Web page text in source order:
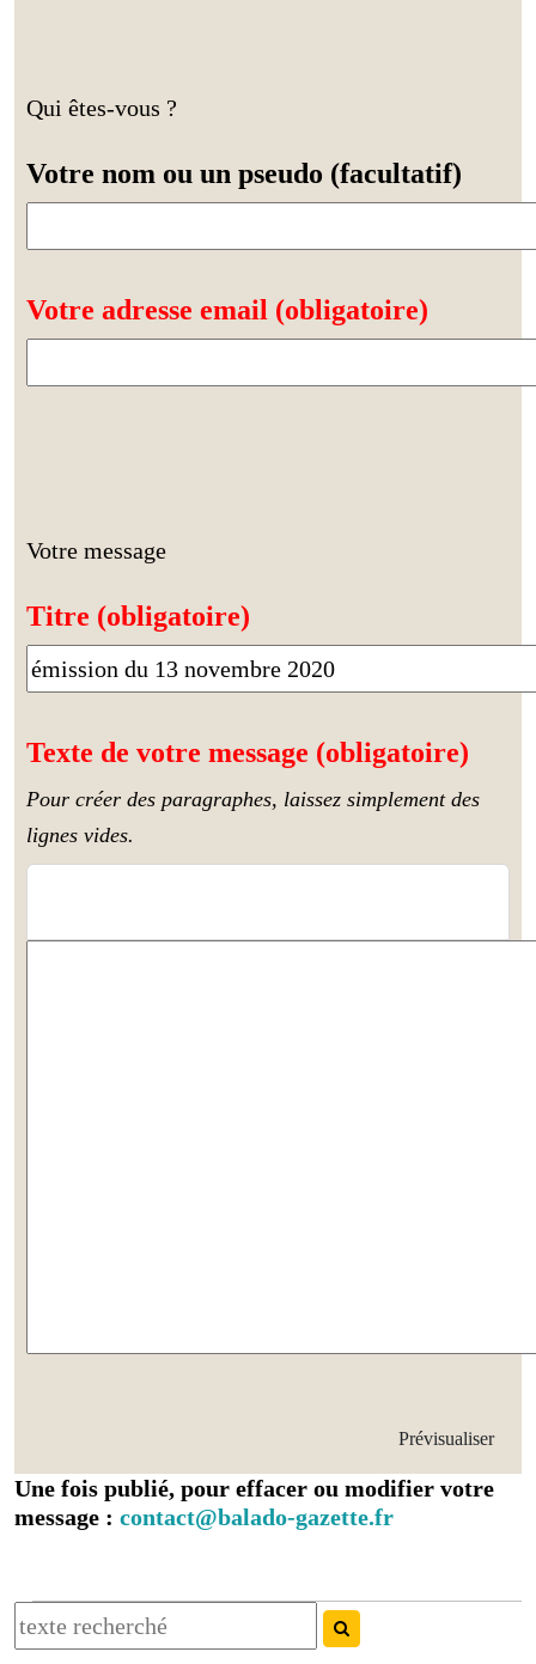
Qui êtes-vous ?
Votre nom ou un pseudo (facultatif)
Votre adresse email (obligatoire)
Votre message
Titre (obligatoire)
Texte de votre message (obligatoire)
Pour créer des paragraphes, laissez simplement des
lignes vides.
Une fois publié, pour effacer ou modifier votre
message : contact@balado-gazette.fr